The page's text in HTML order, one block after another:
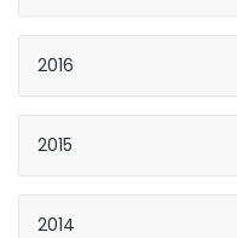
2016
2015
2014